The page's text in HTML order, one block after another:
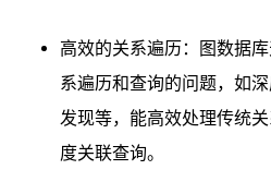
高效的关系遍历：图数据
系遍历和查询的问题，如
发现等，能高效处理传统
度关联查询。